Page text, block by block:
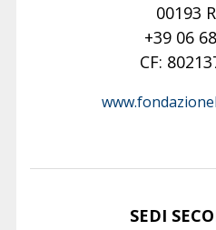
00193
+39 06
CF:
SEDI